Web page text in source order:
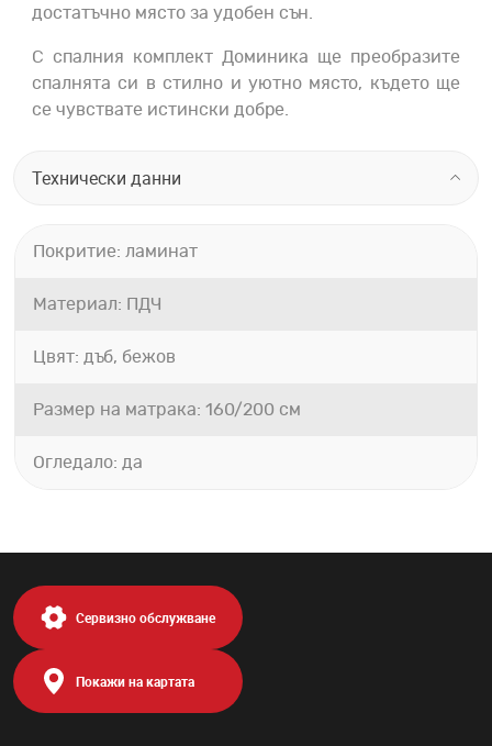
достатъчно място за удобен сън.
С спалния комплект Доминика ще преобразите
спалнята си в стилно и уютно място, където ще
се чувствате истински добре.
Технически данни
Покритие: ламинат
Материал: ПДЧ
Цвят: дъб, бежов
Размер на матрака: 160/200 см
Огледало: да
Сервизно обслужване
Покажи на картата